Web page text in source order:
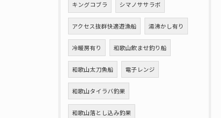
キングコブラ シマノササラボ
アクセス抜群快適遊漁船 湯沸かし有り
冷暖房有り 和歌山飲ませ釣り船
和歌山太刀魚船 電子レンジ
和歌山タイラバ釣果
和歌山落とし込み釣果